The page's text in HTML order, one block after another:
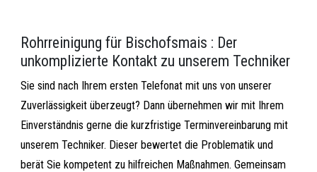
Rohrreinigung für Bischofsmais : Der
unkomplizierte Kontakt zu unserem Techniker
Sie sind nach Ihrem ersten Telefonat mit uns von unserer
Zuverlässigkeit überzeugt? Dann übernehmen wir mit Ihrem
Einverständnis gerne die kurzfristige Terminvereinbarung mit
unserem Techniker. Dieser bewertet die Problematik und
berät Sie kompetent zu hilfreichen Maßnahmen. Gemeinsam